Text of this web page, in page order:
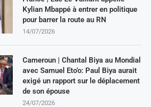
Kylian Mbappé à entrer en politique
pour barrer la route au RN
14/07/2026
Cameroun | Chantal Biya au Mondial
avec Samuel Eto’o: Paul Biya aurait
exigé un rapport sur le déplacement
de son épouse
24/07/2026